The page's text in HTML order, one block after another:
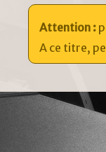
Attention :
A ce titre,